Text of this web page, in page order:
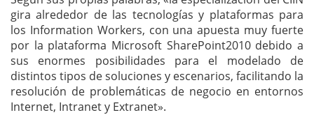
gira alrededor de las tecnologías y plataformas para
los Information Workers, con una apuesta muy fuerte
por la plataforma Microsoft SharePoint2010 debido a
sus enormes posibilidades para el modelado de
distintos tipos de soluciones y escenarios, facilitando la
resolución de problemáticas de negocio en entornos
Internet, Intranet y Extranet».